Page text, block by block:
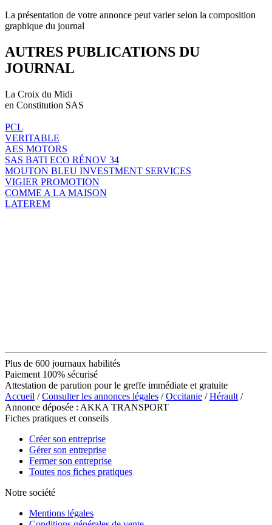
La présentation de votre annonce peut varier selon la composition
graphique du journal
AUTRES PUBLICATIONS DU
JOURNAL
La Croix du Midi
en Constitution SAS
PCL
VERITABLE
AES MOTORS
SAS BATI ECO RÉNOV 34
MOUTON BLEU INVESTMENT SERVICES
VIGIER PROMOTION
COMME A LA MAISON
LATEREM
Plus de 600 journaux habilités
Paiement 100% sécurisé
Attestation de parution pour le greffe immédiate et gratuite
Accueil /Consulter les annonces légales /Occitanie /Hérault /
Annonce déposée : AKKA TRANSPORT
Fiches pratiques et conseils
Créer son entreprise
Gérer son entreprise
Fermer son entreprise
Toutes nos fiches pratiques
Notre société
Mentions légales